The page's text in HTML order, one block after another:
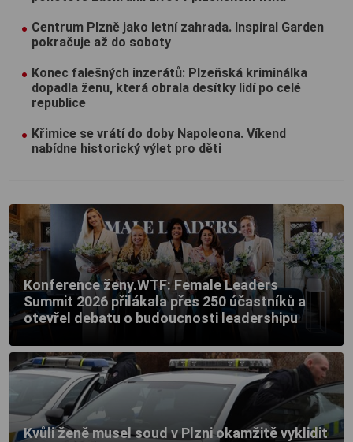
Centrum Plzně jako letní zahrada. Inspiral Garden
pokračuje až do soboty
Konec falešných inzerátů: Plzeňská kriminálka
dopadla ženu, která obrala desítky lidí po celé
republice
Křimice se vrátí do doby Napoleona. Víkend
nabídne historický výlet pro děti
Konference ženy.WTF: Female Leaders
Summit 2026 přilákala přes 250 účastníků a
otevřel debatu o budoucnosti leadershipu
Kvůli ženě musel soud v Plzni okamžitě vyklidit